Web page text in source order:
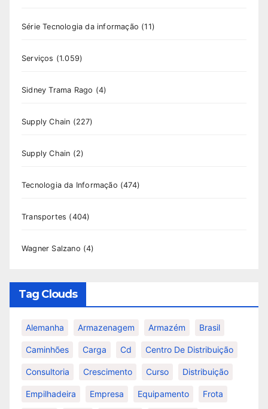
Série Tecnologia da informação (11)
Serviços (1.059)
Sidney Trama Rago (4)
Supply Chain (227)
Supply Chain (2)
Tecnologia da Informação (474)
Transportes (404)
Wagner Salzano (4)
Tag Clouds
Alemanha Armazenagem Armazém Brasil
Caminhões Carga Cd Centro De Distribuição
Consultoria Crescimento Curso Distribuição
Empilhadeira Empresa Equipamento Frota